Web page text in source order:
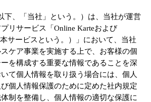
下、「当社」という。）は、当社が運営
リサービス「Online Karteおよび
サービスという。）」において、当社
ケア事業を実施する上で、お客様の個
を構成する重要な情報であることを深
て個人情報を取り扱う場合には、個人
個人情報保護のために定めた社内規定
制を整備し、個人情報の適切な保護に